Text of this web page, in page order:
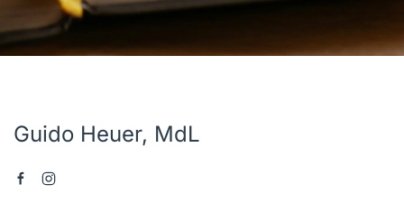
Guido Heuer, MdL